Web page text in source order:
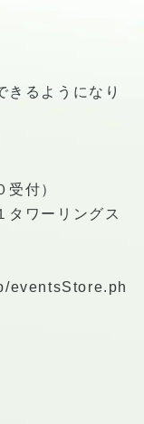
きるようになり
付）
ワーリングス
eventsStore.ph